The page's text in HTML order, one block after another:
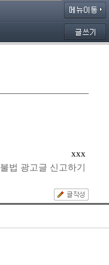
xxx
불법 광고글 신고하기